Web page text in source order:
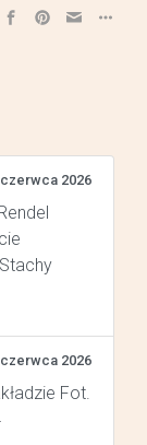
2026
2026
Fot.